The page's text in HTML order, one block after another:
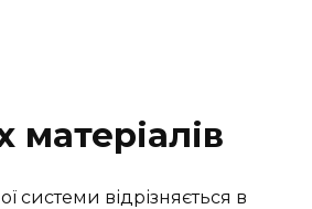
матеріалів
системи відрізняється в